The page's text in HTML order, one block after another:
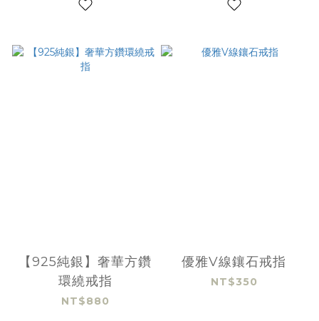
【925純銀】奢華方鑽
環繞戒指
NT$880
優雅V線鑲石戒指
NT$350